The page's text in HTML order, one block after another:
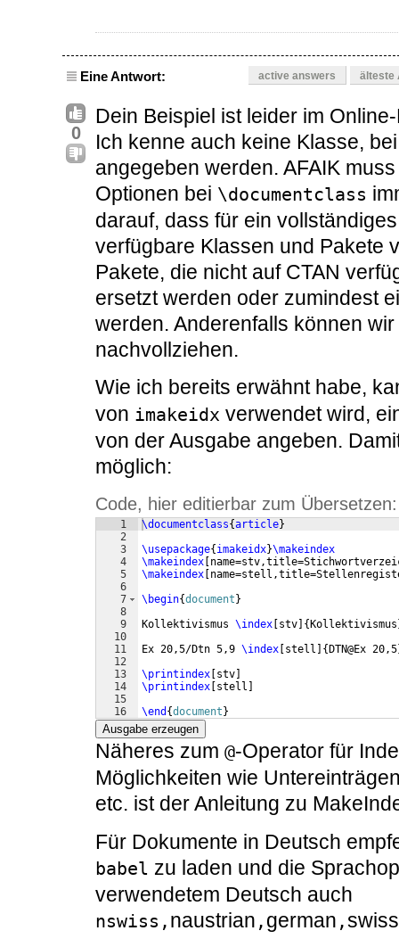
Eine Antwort: active answers älteste
0
Dein Beispiel ist leider im
Ich kenne auch keine Klasse,
angegeben werden. AFAIK
Optionen bei \documentclass
darauf, dass für ein
verfügbare Klassen und Pakete
Pakete, die nicht auf CTAN
ersetzt werden oder zumindest
werden. Anderenfalls können
nachvollziehen.
Wie ich bereits erwähnt habe,
von imakeidx verwendet wird,
von der Ausgabe angeben.
möglich:
Code, hier editierbar zum Übersetzen:
1
2
3
4
5
6
7
8
9
10
11
12
13
14
15
16
\documentclass{article}
\usepackage{ imakeidx}\makeindex
\makeindex
\makeindex
\begin{document }
Kollektivismus \index stv { Kollektivismus
Ex 20,5/Dtn 5,9 \index stell { DTN@Ex 20,5
\printindex stv
\printindex stell
\end {document }
Ausgabe erzeugen
Näheres zum @-Operator für
Möglichkeiten wie
etc. ist der Anleitung zu
Für Dokumente in Deutsch
babel zu laden und die
verwendetem Deutsch auch
nswiss, naustrian , german ,swiss